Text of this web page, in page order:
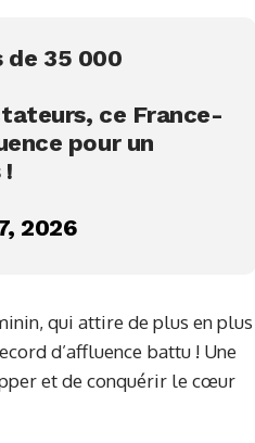
de 35 000
ce France-
pour un
!
2026
qui attire de plus en plus
d’affluence battu ! Une
et de conquérir le cœur